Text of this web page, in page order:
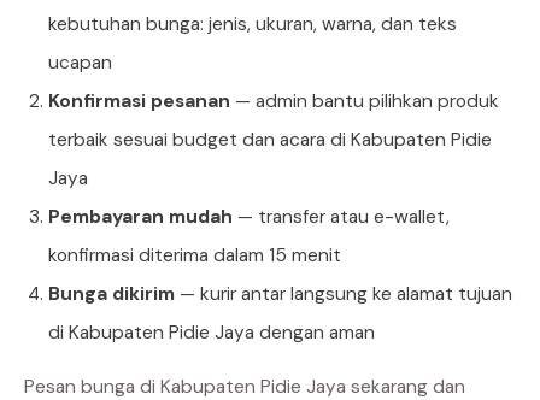
kebutuhan bunga: jenis, ukuran, warna, dan teks
ucapan
Konfirmasi pesanan — admin bantu pilihkan produk
terbaik sesuai budget dan acara di Kabupaten Pidie
Jaya
Pembayaran mudah — transfer atau e-wallet,
konfirmasi diterima dalam 15 menit
Bunga dikirim — kurir antar langsung ke alamat tujuan
di Kabupaten Pidie Jaya dengan aman
Pesan bunga di Kabupaten Pidie Jaya sekarang dan